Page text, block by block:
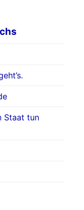
Staat tun